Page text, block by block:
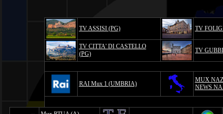
TV ASSISI (PG) TV
TV CITTA' DI CASTELLO
(PG)
TV
RAI Mux 1 (UMBRIA)
MUX
NEWS